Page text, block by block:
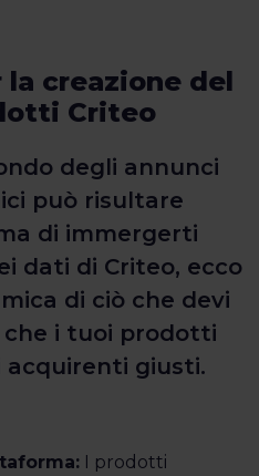
creazione del
Criteo
degli annunci
può risultare
di immergerti
dati di Criteo, ecco
di ciò che devi
i tuoi prodotti
acquirenti giusti.
I prodotti